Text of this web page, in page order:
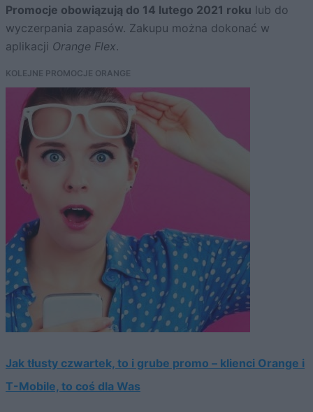
Promocje obowiązują do 14 lutego 2021 roku lub do
wyczerpania zapasów. Zakupu można dokonać w
aplikacji Orange Flex.
KOLEJNE PROMOCJE ORANGE
Jak tłusty czwartek, to i grube promo – klienci Orange i
T-Mobile, to coś dla Was